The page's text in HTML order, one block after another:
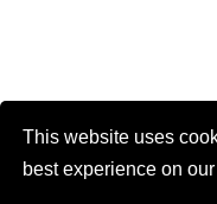
This website uses
best experience on